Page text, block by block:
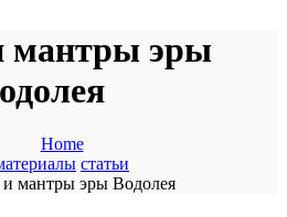
мантры эры
Home
статьи
мантры эры Водолея